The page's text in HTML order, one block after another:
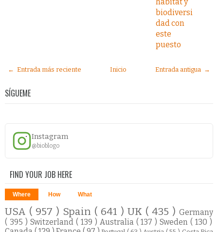
biodiversi
dad con
este
puesto
← Entrada más reciente Entrada antigua →
Inicio
SÍGUEME
Instagram
@bioblogo
FIND YOUR JOB HERE
Where How What
USA ( 957 ) Spain ( 641 ) UK ( 435 ) Germany
( 395 ) Switzerland ( 139 ) Australia ( 137 )Sweden( 130 )